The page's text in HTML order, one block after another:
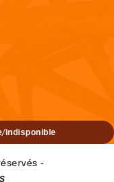
/indisponible
-